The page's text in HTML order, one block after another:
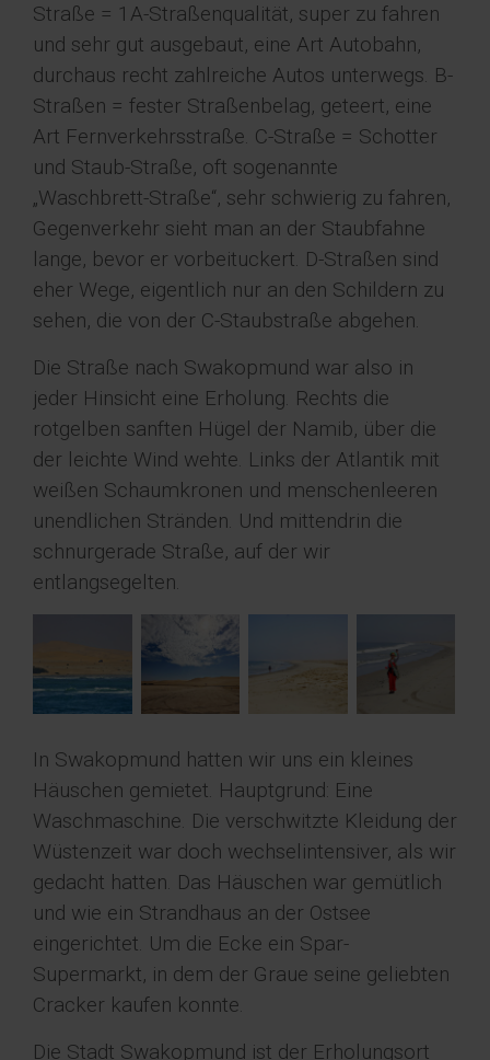
Straße = 1A-Straßenqualität, super zu fahren
und sehr gut ausgebaut, eine Art Autobahn,
durchaus recht zahlreiche Autos unterwegs. B-
Straßen = fester Straßenbelag, geteert, eine
Art Fernverkehrsstraße. C-Straße = Schotter
und Staub-Straße, oft sogenannte
„Waschbrett-Straße“, sehr schwierig zu fahren,
Gegenverkehr sieht man an der Staubfahne
lange, bevor er vorbeituckert. D-Straßen sind
eher Wege, eigentlich nur an den Schildern zu
sehen, die von der C-Staubstraße abgehen.
Die Straße nach Swakopmund war also in
jeder Hinsicht eine Erholung. Rechts die
rotgelben sanften Hügel der Namib, über die
der leichte Wind wehte. Links der Atlantik mit
weißen Schaumkronen und menschenleeren
unendlichen Stränden. Und mittendrin die
schnurgerade Straße, auf der wir
entlangsegelten.
In Swakopmund hatten wir uns ein kleines
Häuschen gemietet. Hauptgrund: Eine
Waschmaschine. Die verschwitzte Kleidung der
Wüstenzeit war doch wechselintensiver, als wir
gedacht hatten. Das Häuschen war gemütlich
und wie ein Strandhaus an der Ostsee
eingerichtet. Um die Ecke ein Spar-
Supermarkt, in dem der Graue seine geliebten
Cracker kaufen konnte.
Die Stadt Swakopmund ist der Erholungsort